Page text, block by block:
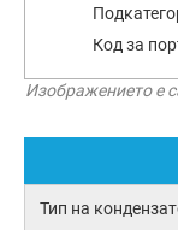
Код за
Изображението е
Тип на